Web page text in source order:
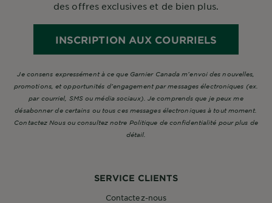
SERVICE CLIENTS
Contactez-nous
des offres exclusives et de bien plus.
INSCRIPTION AUX COURRIELS
Je consens expressément à ce que Garnier Canada m’envoi des nouvelles,
promotions, et opportunités d’engagement par messages électroniques (ex.
par courriel, SMS ou média sociaux). Je comprends que je peux me
désabonner de certains ou tous ces messages électroniques à tout moment.
Contactez Nous ou consultez notre Politique de confidentialité pour plus de
détail.